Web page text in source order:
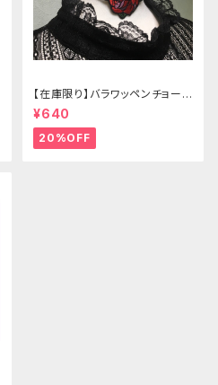
【在庫限り】バラワッペンチョーカ
ー
¥640
20%OFF